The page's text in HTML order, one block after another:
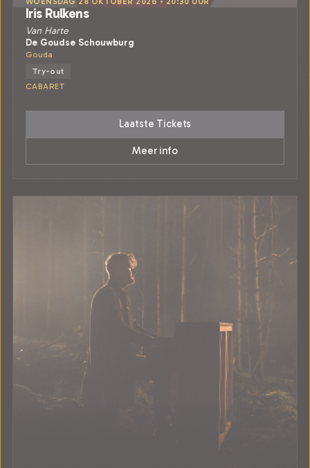
Iris Rulkens
Van Harte
De Goudse Schouwburg
Gouda
Try-out
CABARET
Laatste Tickets
Meer info